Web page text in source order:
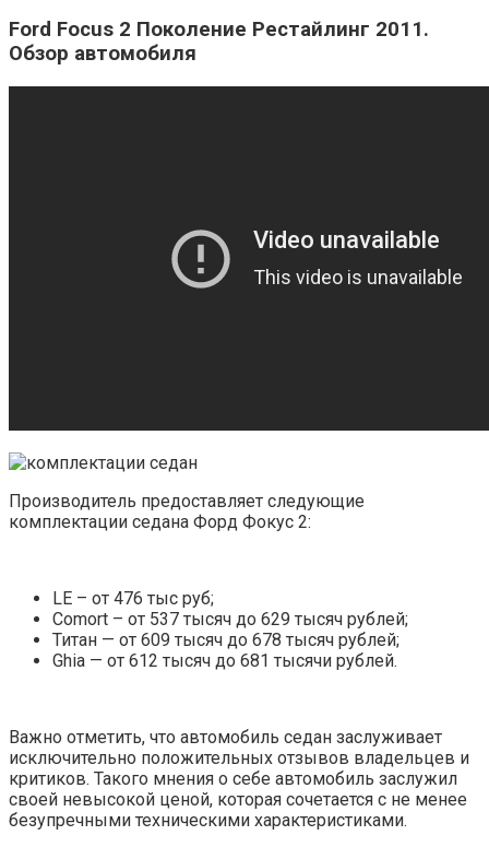
Ford Focus 2 Поколение Рестайлинг 2011.
Обзор автомобиля
Производитель предоставляет следующие
комплектации седана Форд Фокус 2:
LE – от 476 тыс руб;
Comort – от 537 тысяч до 629 тысяч рублей;
Титан — от 609 тысяч до 678 тысяч рублей;
Ghia — от 612 тысяч до 681 тысячи рублей.
Важно отметить, что автомобиль седан заслуживает
исключительно положительных отзывов владельцев и
критиков. Такого мнения о себе автомобиль заслужил
своей невысокой ценой, которая сочетается с не менее
безупречными техническими характеристиками.